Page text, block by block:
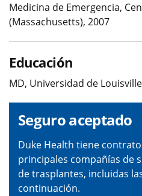
Medicina de Emergencia,
(Massachusetts), 2007
Educación
MD, Universidad de
Seguro aceptado
Duke Health tiene
principales compañías de
de trasplantes, incluidas
continuación.